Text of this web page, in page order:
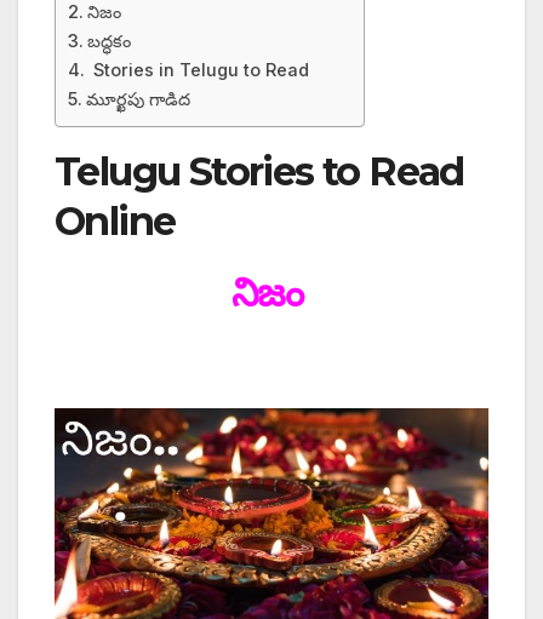
నిజం
బద్ధకం
Stories in Telugu to Read
మూర్ఖపు గాడిద
Telugu Stories to Read
Online
నిజం